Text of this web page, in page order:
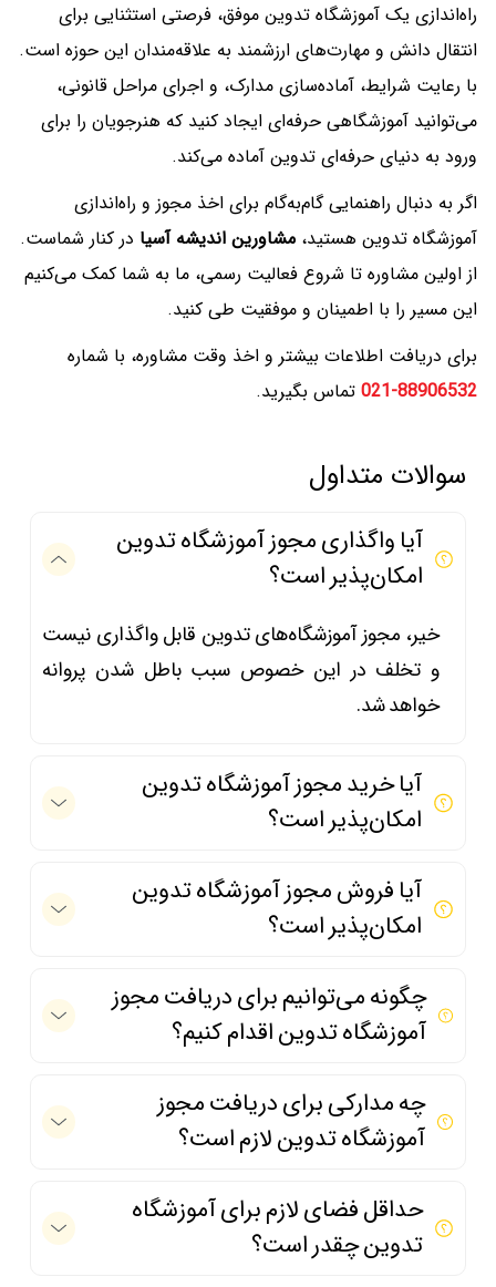
راه‌اندازی یک آموزشگاه تدوین موفق، فرصتی استثنایی برای
انتقال دانش و مهارت‌های ارزشمند به علاقه‌مندان این حوزه است.
با رعایت شرایط، آماده‌سازی مدارک، و اجرای مراحل قانونی،
می‌توانید آموزشگاهی حرفه‌ای ایجاد کنید که هنرجویان را برای
ورود به دنیای حرفه‌ای تدوین آماده می‌کند.
اگر به دنبال راهنمایی گام‌به‌گام برای اخذ مجوز و راه‌اندازی
آموزشگاه تدوین هستید، مشاورین اندیشه آسیا در کنار شماست.
از اولین مشاوره تا شروع فعالیت رسمی، ما به شما کمک می‌کنیم
این مسیر را با اطمینان و موفقیت طی کنید.
برای دریافت اطلاعات بیشتر و اخذ وقت مشاوره، با شماره
88906532-021
تماس بگیرید.
سوالات متداول
آیا واگذاری مجوز آموزشگاه تدوین
امکان‌پذیر است؟
خیر، مجوز آموزشگاه‌های تدوین قابل واگذاری نیست
و تخلف در این خصوص سبب باطل شدن پروانه
خواهد شد.
آیا خرید مجوز آموزشگاه تدوین
امکان‌پذیر است؟
آیا فروش مجوز آموزشگاه تدوین
امکان‌پذیر است؟
چگونه می‌توانیم برای دریافت مجوز
آموزشگاه تدوین اقدام کنیم؟
چه مدارکی برای دریافت مجوز
آموزشگاه تدوین لازم است؟
حداقل فضای لازم برای آموزشگاه
تدوین چقدر است؟